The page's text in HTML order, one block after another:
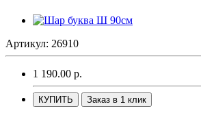
Артикул: 26910
1 190.00 р.
КУПИТЬ Заказ в 1 клик